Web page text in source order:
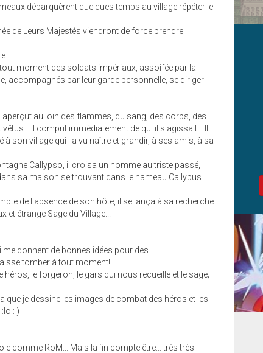
débarquèrent quelques temps au village répéter le
de Leurs Majestés viendront de force prendre
moment des soldats impériaux, assoifée par la
accompagnés par leur garde personnelle, se diriger
au loin des flammes, du sang, des corps, des
il comprit immédiatement de qui il s'agissait... Il
son village qui l'a vu naître et grandir, à ses amis, à sa
Callypso, il croisa un homme au triste passé,
sa maison se trouvant dans le hameau Callypus.
de l'absence de son hôte, il se lança à sa recherche
étrange Sage du Village...
donnent de bonnes idées pour des
tomber à tout moment!!
le forgeron, le gars qui nous recueille et le sage;
je dessine les images de combat des héros et les
)
comme RoM... Mais la fin compte être... très très